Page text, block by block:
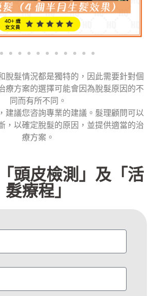
脫髮情況都是獨特的，因此需要針對個
療方案的選擇可能會因為脫髮原因的不
同而有所不同。
建議您咨詢專業的建議。髮理顧問可以
，以確定脫髮的原因，並提供適當的治
療方案。
頭皮檢測」及「活
髮療程」